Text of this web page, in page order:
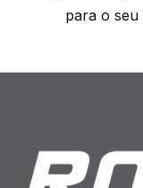
para o seu